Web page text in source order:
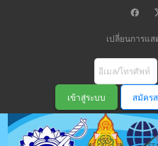
เปลี่ยนการแ
สมัคร